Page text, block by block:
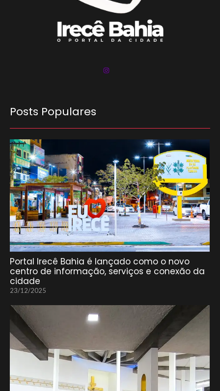
Posts Populares
Portal Irecê Bahia é lançado como o novo
centro de informação, serviços e conexão da
cidade
23/12/2025